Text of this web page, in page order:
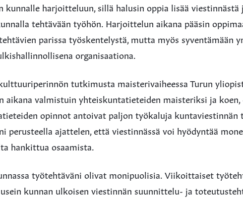
kunnalle harjoitteluun, sillä halusin oppia lisää viestinnästä
tehtävään työhön. Harjoittelun aikana pääsin
parissa työskentelystä, mutta myös syventämään
organisaationa.
tutkimusta maisterivaiheessa Turun
aikana valmistuin yhteiskuntatieteiden maisteriksi ja
opinnot antoivat paljon työkaluja kuntaviestinnän
perusteella ajattelen, että viestinnässä voi hyödyntää
hankittua osaamista.
työtehtäväni olivat monipuolisia. Viikoittaiset
kunnan ulkoisen viestinnän suunnittelu- ja